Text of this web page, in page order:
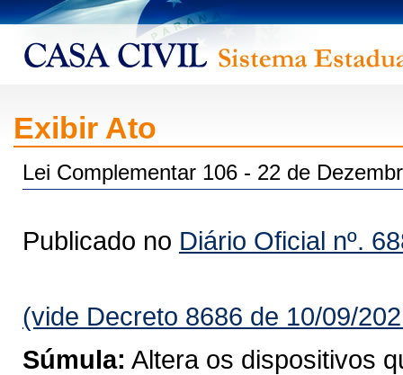
Exibir Ato
Lei Complementar 106 - 22 de
Publicado no Diário Oficial nº.
(vide Decreto 8686 de 10/09/
Súmula: Altera os dispositivos